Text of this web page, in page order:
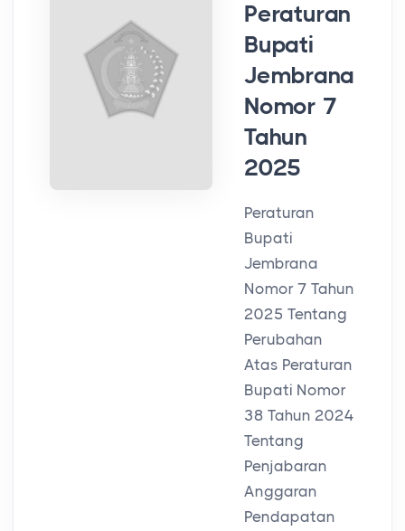
Peraturan
Bupati
Jembrana
Nomor 7
Tahun
2025
Peraturan
Bupati
Jembrana
Nomor 7 Tahun
2025 Tentang
Perubahan
Atas Peraturan
Bupati Nomor
38 Tahun 2024
Tentang
Penjabaran
Anggaran
Pendapatan